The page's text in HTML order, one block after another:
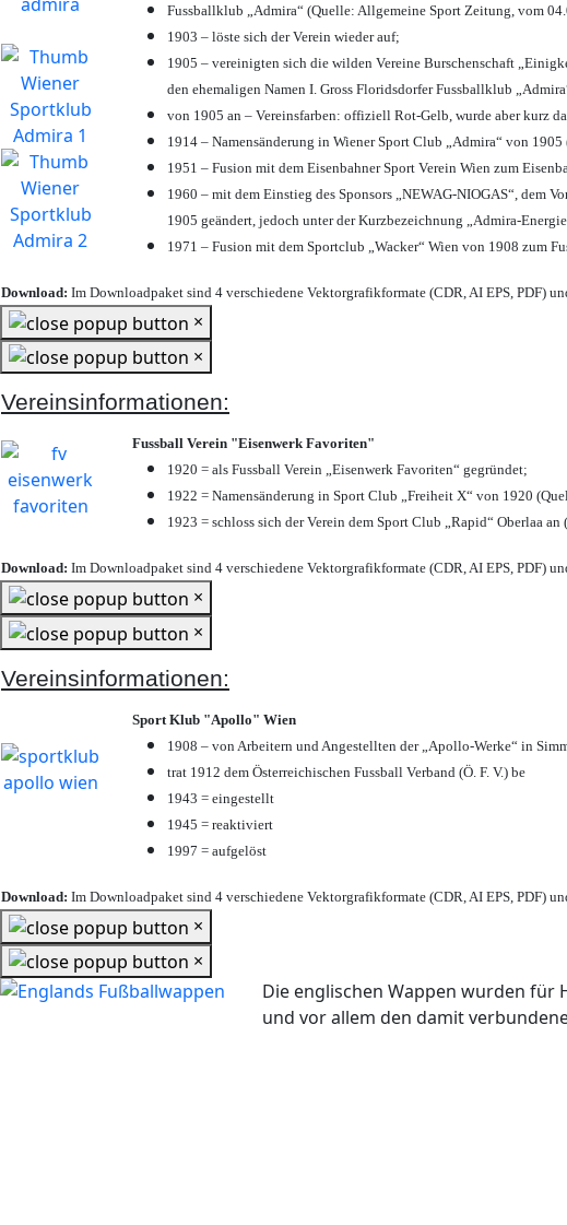
Fussballklub „Admira“ (Quelle: Allgemeine Sport Zeitung, vom
1903 – löste sich der Verein wieder auf;
1905 – vereinigten sich die wilden Vereine Burschenschaft
den ehemaligen Namen I. Gross Floridsdorfer Fussballklub
von 1905 an – Vereinsfarben: offiziell Rot-Gelb, wurde aber kurz
1914 – Namensänderung in Wiener Sport Club „Admira“ von
1951 – Fusion mit dem Eisenbahner Sport Verein Wien zum
1960 – mit dem Einstieg des Sponsors „NEWAG-NIOGAS“, dem
1905 geändert, jedoch unter der Kurzbezeichnung „Admira-
1971 – Fusion mit dem Sportclub „Wacker“ Wien von 1908 zum
Download: Im Downloadpaket sind 4 verschiedene Vektorgrafikformate (CDR, AI EPS, PDF)
×
×
Vereinsinformationen:
Fussball Verein "Eisenwerk Favoriten"
1920 = als Fussball Verein „Eisenwerk Favoriten“ gegründet;
1922 = Namensänderung in Sport Club „Freiheit X“ von 1920
1923 = schloss sich der Verein dem Sport Club „Rapid“ Oberlaa
Download: Im Downloadpaket sind 4 verschiedene Vektorgrafikformate (CDR, AI EPS, PDF)
×
×
Vereinsinformationen:
Sport Klub "Apollo" Wien
1908 – von Arbeitern und Angestellten der „Apollo-Werke“ in
trat 1912 dem Österreichischen Fussball Verband (Ö. F. V.) be
1943 = eingestellt
1945 = reaktiviert
1997 = aufgelöst
Download: Im Downloadpaket sind 4 verschiedene Vektorgrafikformate (CDR, AI EPS, PDF)
×
×
Die englischen Wappen wurden für
und vor allem den damit